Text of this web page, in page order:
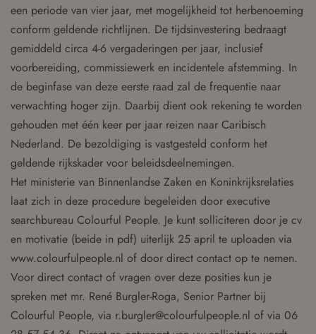
een periode van vier jaar, met mogelijkheid tot herbenoeming
conform geldende richtlijnen. De tijdsinvestering bedraagt
gemiddeld circa 4-6 vergaderingen per jaar, inclusief
voorbereiding, commissiewerk en incidentele afstemming. In
de beginfase van deze eerste raad zal de frequentie naar
verwachting hoger zijn. Daarbij dient ook rekening te worden
gehouden met één keer per jaar reizen naar Caribisch
Nederland. De bezoldiging is vastgesteld conform het
geldende rijkskader voor beleidsdeelnemingen.
Het ministerie van Binnenlandse Zaken en Koninkrijksrelaties
laat zich in deze procedure begeleiden door executive
searchbureau Colourful People. Je kunt solliciteren door je cv
en motivatie (beide in pdf) uiterlijk 25 april te uploaden via
www.colourfulpeople.nl of door direct contact op te nemen.
Voor direct contact of vragen over deze posities kun je
spreken met mr. René Burgler-Roga, Senior Partner bij
Colourful People, via r.burgler@colourfulpeople.nl of via 06